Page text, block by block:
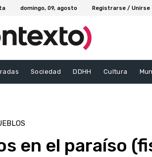
domingo, 09, agosto Registrarse / Unirse
Sociedad DDHH Cultura
en el paraíso